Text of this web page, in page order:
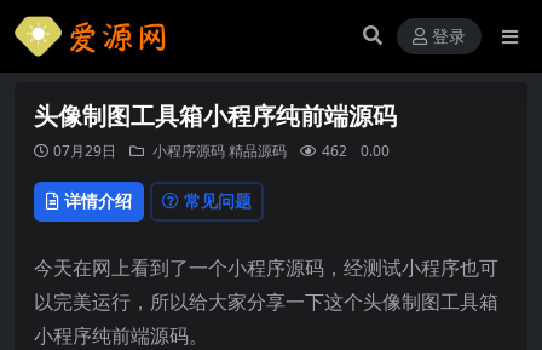
登录
头像制图工具箱小程序纯前端源码
07月29日 小程序源码精品源码 462 0.00
详情介绍 常见问题
今天在网上看到了一个小程序源码，经测试小程序也可
以完美运行，所以给大家分享一下这个头像制图工具箱
小程序纯前端源码。